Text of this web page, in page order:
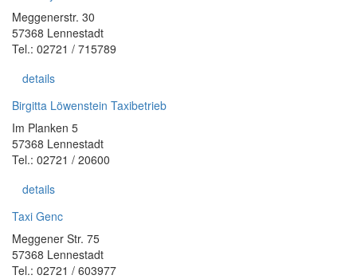
Meggenerstr. 30
57368 Lennestadt
Tel.: 02721 / 715789
details
Birgitta Löwenstein Taxibetrieb
Im Planken 5
57368 Lennestadt
Tel.: 02721 / 20600
details
Taxi Genc
Meggener Str. 75
57368 Lennestadt
Tel.: 02721 / 603977